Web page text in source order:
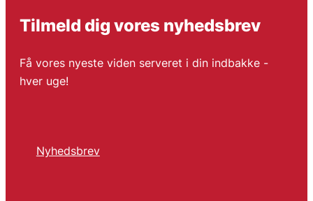
Tilmeld dig vores nyhedsbrev
Få vores nyeste viden serveret i din indbakke -
hver uge!
Nyhedsbrev